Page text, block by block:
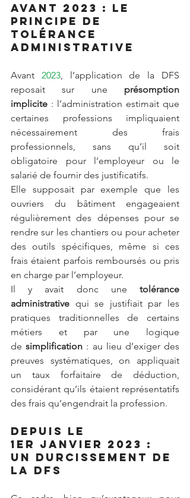
Avant 2023 : le
principe de
tolérance
administrative
Avant 2023, l’application de la DFS
reposait sur une présomption
implicite : l’administration estimait que
certaines professions impliquaient
nécessairement des frais
professionnels, sans qu’il soit
obligatoire pour l’employeur ou le
salarié de fournir des justificatifs.
Elle supposait par exemple que les
ouvriers du bâtiment engageaient
régulièrement des dépenses pour se
rendre sur les chantiers ou pour acheter
des outils spécifiques, même si ces
frais étaient parfois remboursés ou pris
en charge par l’employeur.
Il y avait donc une tolérance
administrative qui se justifiait par les
pratiques traditionnelles de certains
métiers et par une logique
de simplification : au lieu d’exiger des
preuves systématiques, on appliquait
un taux forfaitaire de déduction,
considérant qu’ils étaient représentatifs
des frais qu’engendrait la profession.
Depuis le
1er janvier 2023 :
un durcissement de
la DFS